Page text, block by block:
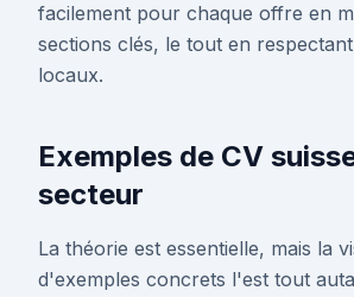
facilement pour chaque offre en
sections clés, le tout en
locaux.
Exemples de CV
secteur
La théorie est essentielle, mais la
d'exemples concrets l'est tout